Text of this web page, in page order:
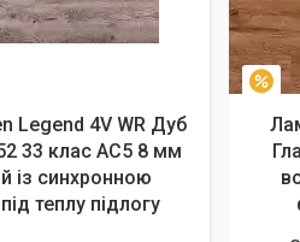
Legend 4V WR Дуб
33 клас AC5 8 мм
із синхронною
теплу підлогу